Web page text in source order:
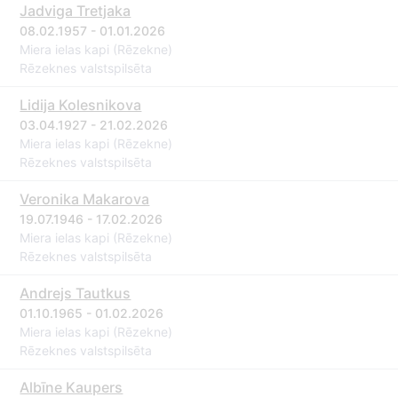
Jadviga Tretjaka
08.02.1957 - 01.01.2026
Miera ielas kapi (Rēzekne)
Rēzeknes valstspilsēta
Lidija Kolesnikova
03.04.1927 - 21.02.2026
Miera ielas kapi (Rēzekne)
Rēzeknes valstspilsēta
Veronika Makarova
19.07.1946 - 17.02.2026
Miera ielas kapi (Rēzekne)
Rēzeknes valstspilsēta
Andrejs Tautkus
01.10.1965 - 01.02.2026
Miera ielas kapi (Rēzekne)
Rēzeknes valstspilsēta
Albīne Kaupers